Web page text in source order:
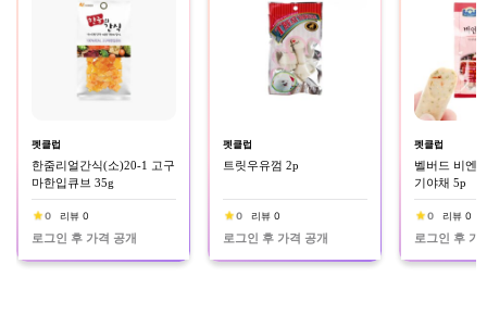
펫클럽
한줌리얼간식(소)20-1 고구
마한입큐브 35g
0 리뷰 0
로그인 후 가격 공개
펫클럽
트릿우유껌 2p
0 리뷰 0
로그인 후 가격 공개
펫클럽
벨버드 비엔
기야채 5p
0 리뷰 0
로그인 후 가